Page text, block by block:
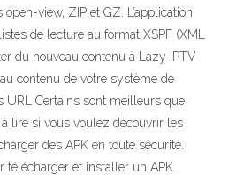
view, ZIP et GZ. L’application
de lecture au format XSPF (XML
du nouveau contenu à Lazy IPTV
contenu de votre système de
URL Certains sont meilleurs que
lire si vous voulez découvrir les
des APK en toute sécurité.
télécharger et installer un APK